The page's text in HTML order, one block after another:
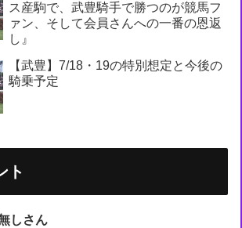
ス産駒で、武豊騎手で勝つのが競馬フ
ァン、そして会員さんへの一番の恩返
し』
【武豊】7/18・19の特別想定と今後の
騎乗予定
ト
しさん